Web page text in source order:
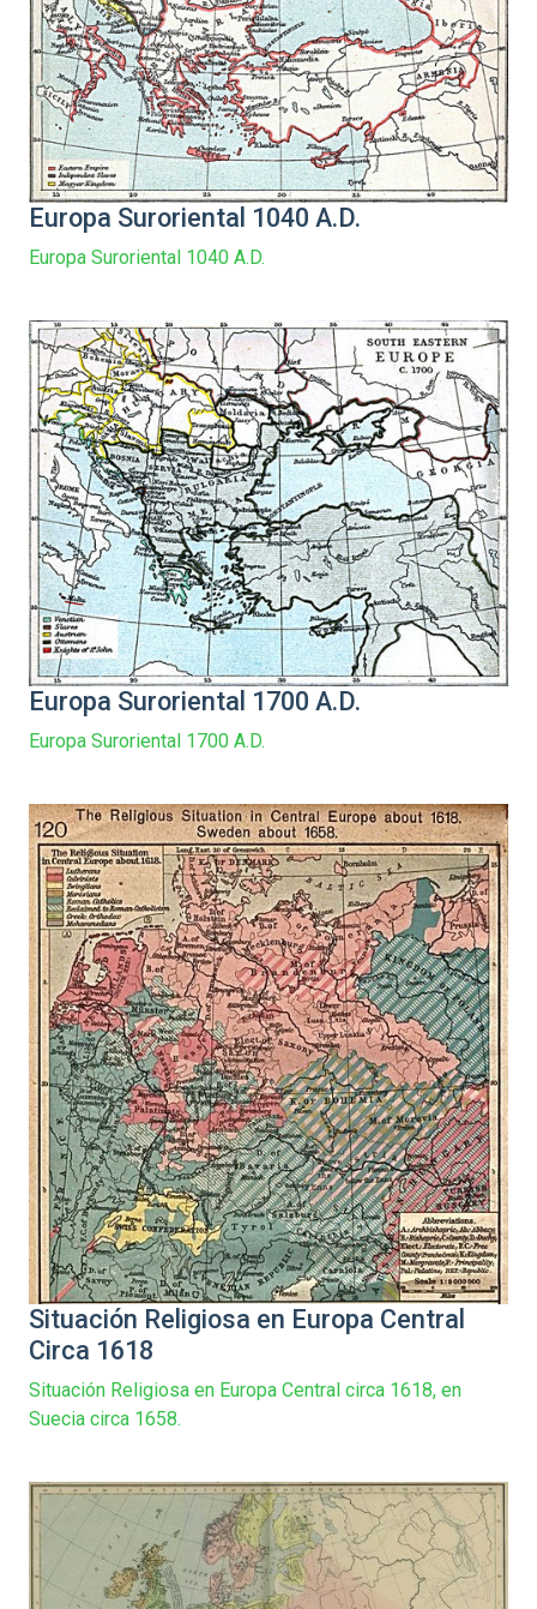
Europa Suroriental 1040 A.D.
Europa Suroriental 1040 A.D.
Europa Suroriental 1700 A.D.
Europa Suroriental 1700 A.D.
Situación Religiosa en Europa Central
Circa 1618
Situación Religiosa en Europa Central circa 1618, en
Suecia circa 1658.